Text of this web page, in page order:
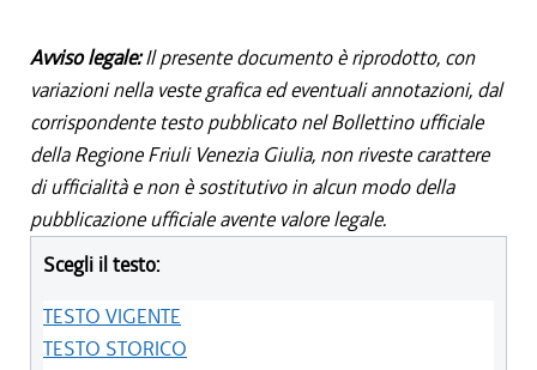
Avviso legale:Il presente documento è riprodotto, con
variazioni nella veste grafica ed eventuali annotazioni, dal
corrispondente testo pubblicato nel Bollettino ufficiale
della Regione Friuli Venezia Giulia, non riveste carattere
di ufficialità e non è sostitutivo in alcun modo della
pubblicazione ufficiale avente valore legale.
Scegli il testo:
TESTO VIGENTE
TESTO STORICO